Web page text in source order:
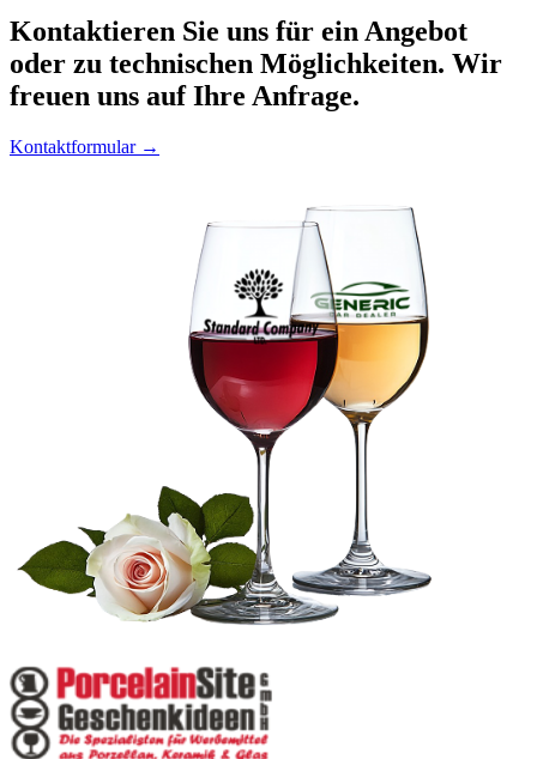
Kontaktieren Sie uns für ein Angebot
oder zu technischen Möglichkeiten. Wir
freuen uns auf Ihre Anfrage.
Kontaktformular →